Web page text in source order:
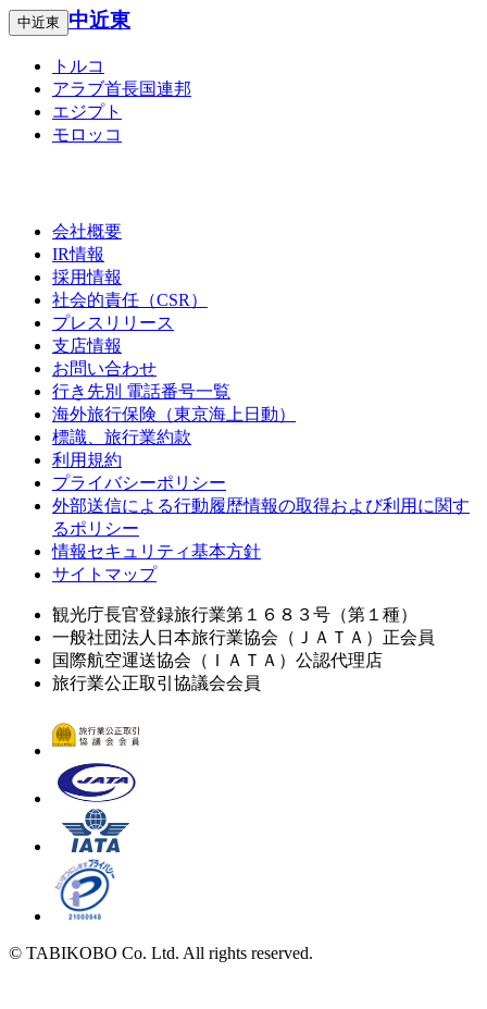
中近東 中近東
トルコ
アラブ首長国連邦
エジプト
モロッコ
会社概要
IR情報
採用情報
社会的責任（CSR）
プレスリリース
支店情報
お問い合わせ
行き先別 電話番号一覧
海外旅行保険（東京海上日動）
標識、旅行業約款
利用規約
プライバシーポリシー
外部送信による行動履歴情報の取得および利用に関す
るポリシー
情報セキュリティ基本方針
サイトマップ
観光庁長官登録旅行業第１６８３号（第１種）
一般社団法人日本旅行業協会（ＪＡＴＡ）正会員
国際航空運送協会（ＩＡＴＡ）公認代理店
旅行業公正取引協議会会員
© TABIKOBO Co. Ltd. All rights reserved.